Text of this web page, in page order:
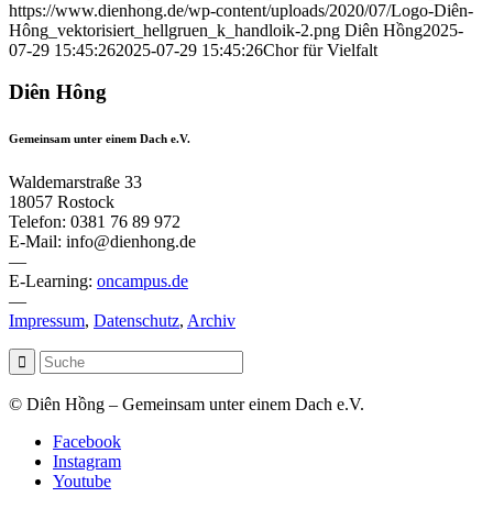
https://www.dienhong.de/wp-content/uploads/2020/07/Logo-Diên-
Hông_vektorisiert_hellgruen_k_handloik-2.png Diên Hồng2025-
07-29 15:45:262025-07-29 15:45:26Chor für Vielfalt
Diên Hông
Gemeinsam unter einem Dach e.V.
Waldemarstraße 33
18057 Rostock
Telefon: 0381 76 89 972
E-Mail: info@dienhong.de
—
E-Learning: oncampus.de
—
Impressum, Datenschutz, Archiv
© Diên Hồng – Gemeinsam unter einem Dach e.V.
Facebook
Instagram
Youtube